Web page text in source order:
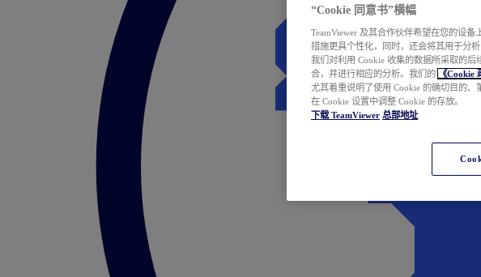
“Cookie 同意书”横幅
TeamViewer 及其合作伙伴希望在您的设
措施更具个性化，同时，还会将其用于分
我们对利用 Cookie 收集的数据所采取的
合，并进行相应的分析。我们的
《Cookie
尤其着重说明了使用 Cookie 的确切目的
在 Cookie 设置中调整 Cookie 的存放。
下载 TeamViewer 总部地址